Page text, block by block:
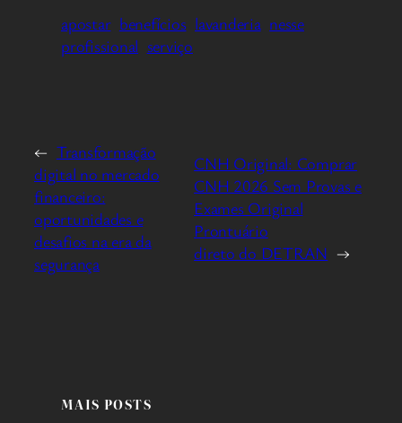
apostar benefícios lavanderia nesse
profissional serviço
← Transformação
digital no mercado
financeiro:
oportunidades e
desafios na era da
segurança
CNH Original: Comprar
CNH 2026 Sem Provas e
Exames Original
Prontuário
direto do DETRAN →
MAIS POSTS